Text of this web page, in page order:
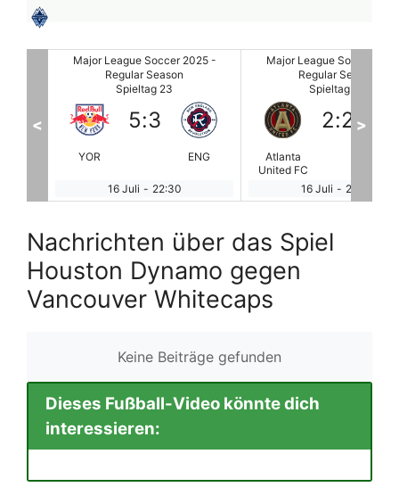
Major League Soccer 2025 -
Regular Season
Spieltag 23
Atlanta
2:2
CHI
16 Juli - 22:30
Major League Soccer
Regular Season
Spieltag 23
FC Cincinnati
3:0
16 Juli - 22:30
< >
Nachrichten über das Spiel
Houston Dynamo gegen
Vancouver Whitecaps
Keine Beiträge gefunden
Dieses Fußball-Video könnte dich
interessieren: